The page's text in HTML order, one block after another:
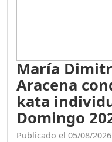
María
Aracena
kata
Domingo
Publicado el 05/08/